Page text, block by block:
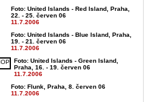
Foto: United Islands - Red Island, Praha,
22. - 25. červen 06
11.7.2006
Foto: United Islands - Blue Island, Praha,
19. - 21. červen 06
11.7.2006
Foto: United Islands - Green Island,
Praha, 16. - 19. červen 06
11.7.2006
Foto: Flunk, Praha, 8. červen 06
11.7.2006